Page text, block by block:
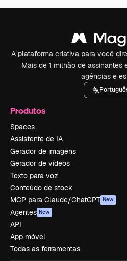
A plataforma criativa para você
Mais de 1 milhão de assinantes
agências e
Produtos
Spaces
Assistente de IA
Gerador de imagens
Gerador de vídeos
Texto para voz
Conteúdo de stock
MCP para Claude/ChatGPT New
Agentes New
API
App móvel
Todas as ferramentas